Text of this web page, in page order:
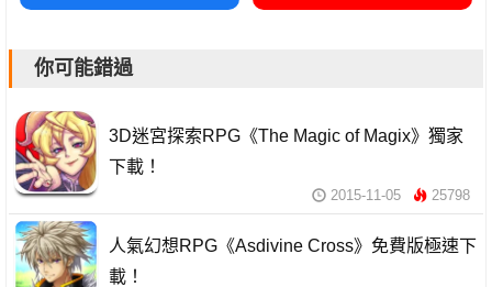
你可能錯過
3D迷宮探索RPG《The Magic of Magix》獨家
下載！
2015-11-05 25798
人氣幻想RPG《Asdivine Cross》免費版極速下
載！